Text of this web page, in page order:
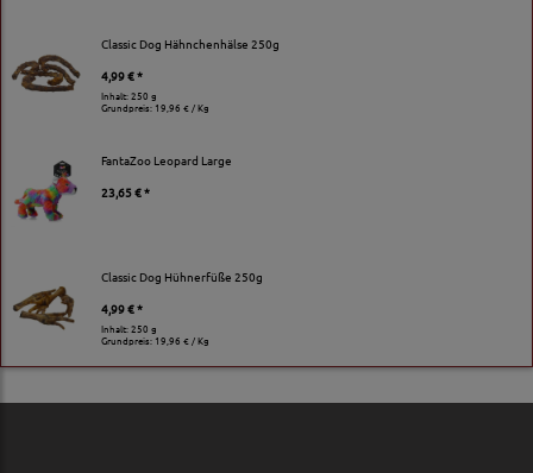
Classic Dog Hähnchenhälse 250g
4,99 € *
Inhalt: 250 g
Grundpreis:19,96 € / Kg
FantaZoo Leopard Large
23,65 € *
Classic Dog Hühnerfüße 250g
4,99 € *
Inhalt: 250 g
Grundpreis:19,96 € / Kg